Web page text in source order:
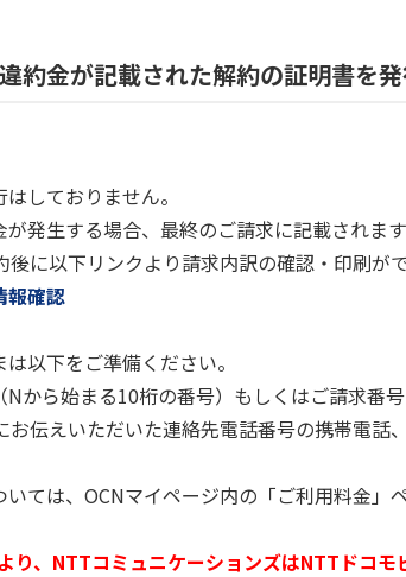
約金が記載された解約の証明書を
しておりません。
発生する場合、最終のご請求に記載されます
後に以下リンクより請求内訳の確認・印刷が
報確認
以下をご準備ください。
Nから始まる10桁の番号）もしくはご請求番号
お伝えいただいた連絡先電話番号の携帯電話
ては、OCNマイページ内の「ご利用料金」
り、NTTコミュニケーションズはNTTドコモ